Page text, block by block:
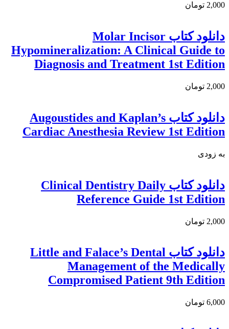
2,000 تومان
دانلود كتاب Molar Incisor
Hypomineralization: A Clinical Guide to
Diagnosis and Treatment 1st Edition
2,000 تومان
دانلود کتاب Augoustides and Kaplan’s
Cardiac Anesthesia Review 1st Edition
به زودی
دانلود كتاب Clinical Dentistry Daily
Reference Guide 1st Edition
2,000 تومان
دانلود کتاب Little and Falace’s Dental
Management of the Medically
Compromised Patient 9th Edition
6,000 تومان